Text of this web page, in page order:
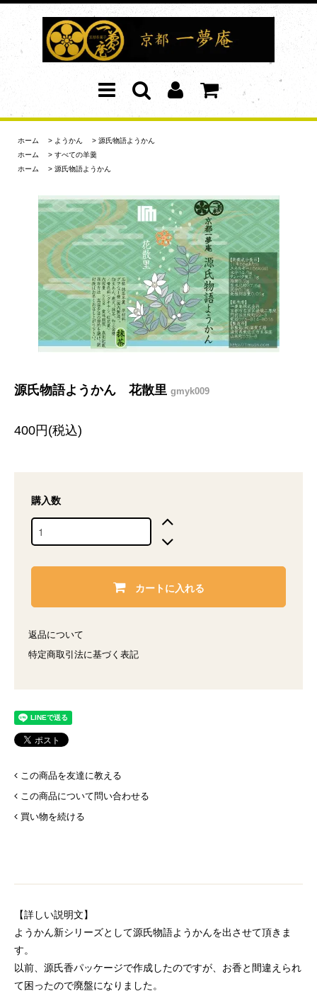
ホーム > ようかん > 源氏物語ようかん
ホーム
> すべての羊羹
ホーム
> 源氏物語ようかん
源氏物語ようかん 花散里 gmyk009
400円(税込)
購入数
カートに入れる
返品について
特定商取引法に基づく表記
この商品を友達に教える
この商品について問い合わせる
買い物を続ける
【詳しい説明文】
ようかん新シリーズとして源氏物語ようかんを出させて頂きま
す。
以前、源氏香パッケージで作成したのですが、お香と間違えられ
て困ったので廃盤になりました。